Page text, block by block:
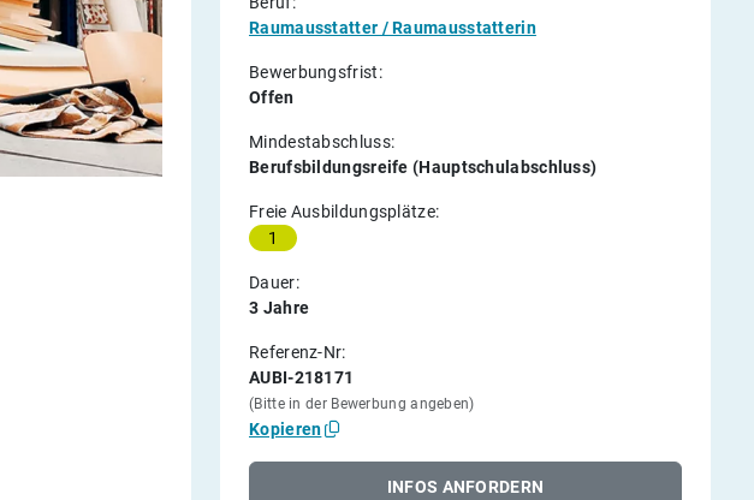
Raumausstatter / Raumausstatterin
Bewerbungsfrist:
Offen
Mindestabschluss:
Berufsbildungsreife (Hauptschulabschluss)
Freie Ausbildungsplätze:
1
Dauer:
3 Jahre
Referenz-Nr:
AUBI-218171
(Bitte in der Bewerbung angeben)
Kopieren
INFOS ANFORDERN